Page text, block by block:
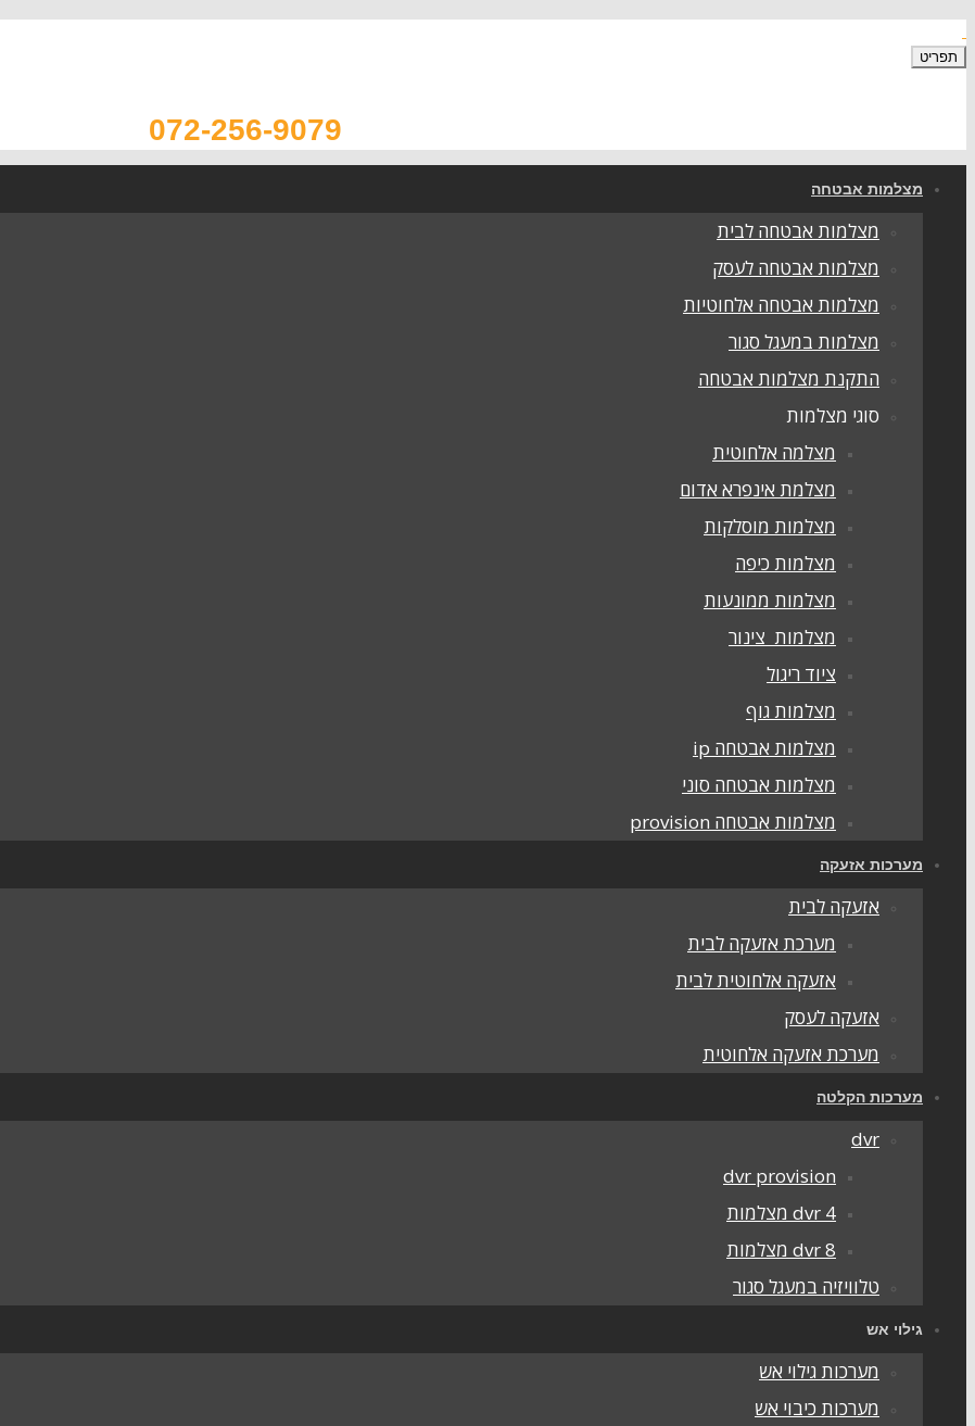
תפריט
072-256-9079
מצלמות אבטחה
מצלמות אבטחה לבית
מצלמות אבטחה לעסק
מצלמות אבטחה אלחוטיות
מצלמות במעגל סגור
התקנת מצלמות אבטחה
סוגי מצלמות
מצלמה אלחוטית
מצלמת אינפרא אדום
מצלמות מוסלקות
מצלמות כיפה
מצלמות ממונעות
מצלמות צינור
ציוד ריגול
מצלמות גוף
מצלמות אבטחה ip
מצלמות אבטחה סוני
מצלמות אבטחה provision
מערכות אזעקה
אזעקה לבית
מערכת אזעקה לבית
אזעקה אלחוטית לבית
אזעקה לעסק
מערכת אזעקה אלחוטית
מערכות הקלטה
dvr
dvr provision
dvr 4 מצלמות
dvr 8 מצלמות
טלוויזיה במעגל סגור
גילוי אש
מערכות גילוי אש
מערכות כיבוי אש